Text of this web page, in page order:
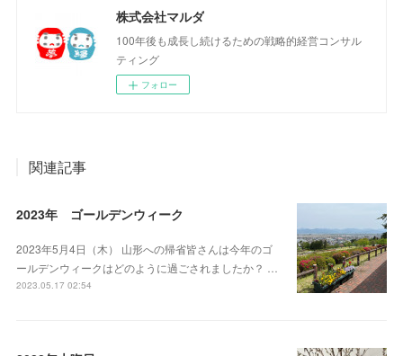
株式会社マルダ
100年後も成長し続けるための戦略的経営コンサル
ティング
フォロー
関連記事
2023年 ゴールデンウィーク
2023年5月4日（木） 山形への帰省皆さんは今年のゴ
ールデンウィークはどのように過ごされましたか？ …
2023.05.17 02:54